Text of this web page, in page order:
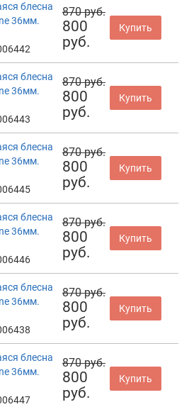
блесна
36мм.
870 руб.
800
руб.
Купить
блесна
36мм.
870 руб.
800
руб.
Купить
блесна
36мм.
870 руб.
800
руб.
Купить
блесна
36мм.
870 руб.
800
руб.
Купить
блесна
36мм.
870 руб.
800
руб.
Купить
блесна
36мм.
870 руб.
800
руб.
Купить